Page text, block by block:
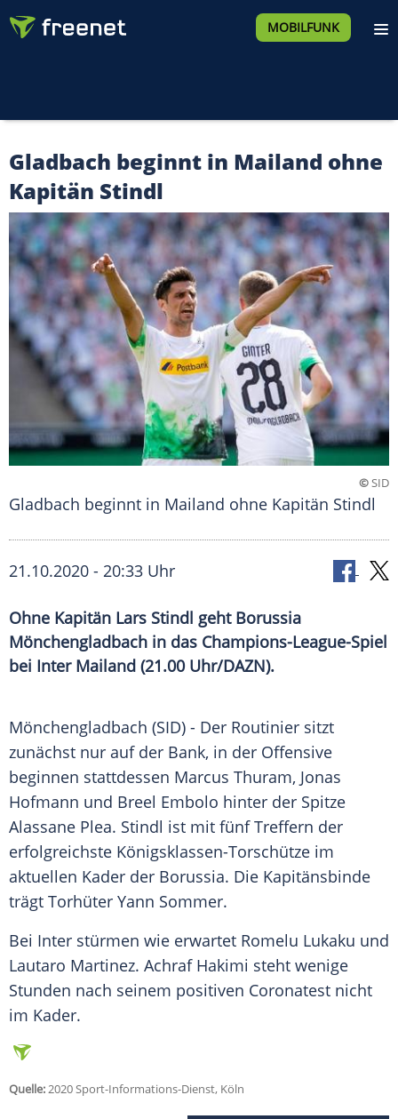
MOBILFUNK
Gladbach beginnt in Mailand ohne
Kapitän Stindl
©SID
Gladbach beginnt in Mailand ohne Kapitän Stindl
21.10.2020 - 20:33 Uhr
Ohne Kapitän Lars Stindl geht Borussia
Mönchengladbach in das Champions-League-Spiel
bei Inter Mailand (21.00 Uhr/DAZN).
Mönchengladbach (SID) - Der Routinier sitzt
zunächst nur auf der Bank, in der Offensive
beginnen stattdessen Marcus Thuram, Jonas
Hofmann und Breel Embolo hinter der Spitze
Alassane Plea. Stindl ist mit fünf Treffern der
erfolgreichste Königsklassen-Torschütze im
aktuellen Kader der Borussia. Die Kapitänsbinde
trägt Torhüter Yann Sommer.
Bei Inter stürmen wie erwartet Romelu Lukaku und
Lautaro Martinez. Achraf Hakimi steht wenige
Stunden nach seinem positiven Coronatest nicht
im Kader.
Quelle:2020 Sport-Informations-Dienst, Köln